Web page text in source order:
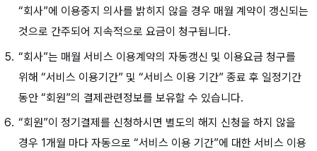
“회사”에 이용중지 의사를 밝히지 않을 경우 매월 계약이 갱신되는
것으로 간주되어 지속적으로 요금이 청구됩니다.
“회사”는 매월 서비스 이용계약의 자동갱신 및 이용요금 청구를
위해 “서비스 이용기간” 및 “서비스 이용 기간” 종료 후 일정기간
동안 “회원”의 결제관련정보를 보유할 수 있습니다.
“회원”이 정기결제를 신청하시면 별도의 해지 신청을 하지 않을
경우 1개월 마다 자동으로 “서비스 이용 기간”에 대한 서비스 이용